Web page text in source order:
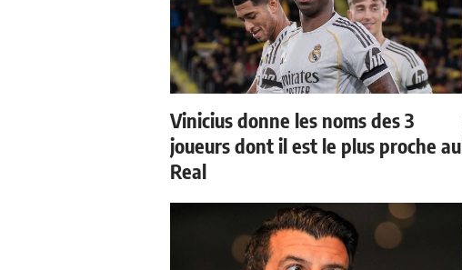
Vinicius donne les noms des 3
joueurs dont il est le plus proche au
Real